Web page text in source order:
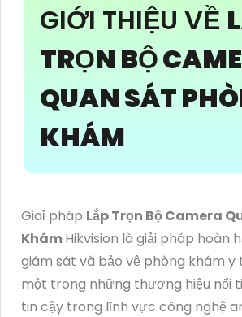
GIỚI THIỆU VỀ
TRỌN BỘ
QUAN SÁT
KHÁM
Giaỉ pháp Lắp Trọn Bộ Camera
KhámHikvision là giải pháp hoàn
giám sát và bảo vệ phòng khám y
một trong những thương hiệu nổi
tin cậy trong lĩnh vực công nghệ